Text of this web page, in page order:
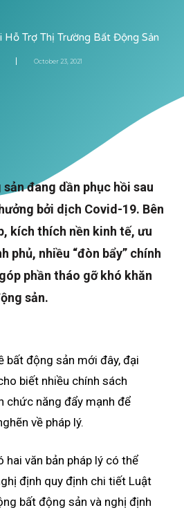
Hỗ Trợ Thị Trường Bất Động Sản
October 23, 2021
đang dần phục hồi sau
bởi dịch Covid-19. Bên
kích thích nền kinh tế, ưu
phủ, nhiều “đòn bẩy” chính
phần tháo gỡ khó khăn
sản.
bất động sản mới đây, đại
biết nhiều chính sách
chức năng đẩy mạnh để
về pháp lý.
hai văn bản pháp lý có thể
định quy định chi tiết Luật
bất động sản và nghị định